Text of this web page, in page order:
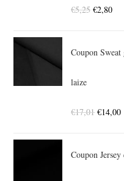
€5,25 €2,80
Coupon
laize
€17,01 €14,00
Coupon